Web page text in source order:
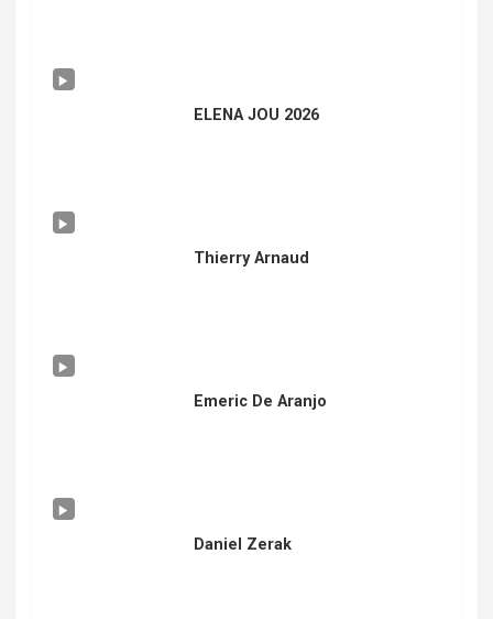
ELENA JOU 2026
Thierry Arnaud
Emeric De Aranjo
Daniel Zerak